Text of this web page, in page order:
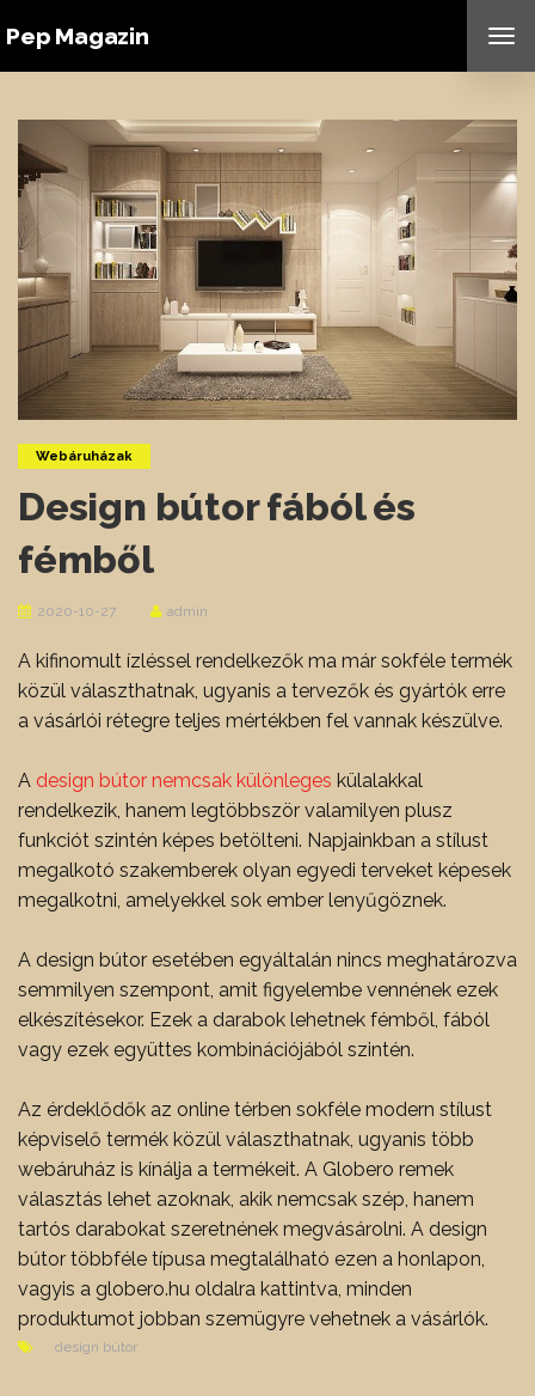
Pep Magazin
Webáruházak
Design bútor fából és
fémből
2020-10-27 admin
A kifinomult ízléssel rendelkezők ma már sokféle termék
közül választhatnak, ugyanis a tervezők és gyártók erre
a vásárlói rétegre teljes mértékben fel vannak készülve.
A design bútor nemcsak különleges külalakkal
rendelkezik, hanem legtöbbször valamilyen plusz
funkciót szintén képes betölteni. Napjainkban a stílust
megalkotó szakemberek olyan egyedi terveket képesek
megalkotni, amelyekkel sok ember lenyűgöznek.
A design bútor esetében egyáltalán nincs meghatározva
semmilyen szempont, amit figyelembe vennének ezek
elkészítésekor. Ezek a darabok lehetnek fémből, fából
vagy ezek együttes kombinációjából szintén.
Az érdeklődők az online térben sokféle modern stílust
képviselő termék közül választhatnak, ugyanis több
webáruház is kínálja a termékeit. A Globero remek
választás lehet azoknak, akik nemcsak szép, hanem
tartós darabokat szeretnének megvásárolni. A design
bútor többféle típusa megtalálható ezen a honlapon,
vagyis a globero.hu oldalra kattintva, minden
produktumot jobban szemügyre vehetnek a vásárlók.
design bútor